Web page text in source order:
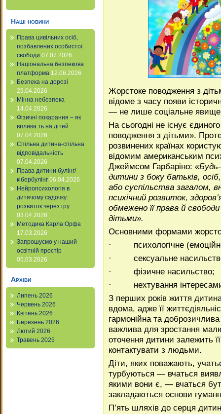
Наші новини
Права цивільних осіб,
позбавлених особистої
свободи 07.07.2026
Національна безпекова
платформа 12.06.2026
Безпека на дорозі
29.04.2026
Мінна небезпека
14.04.2026
Фізичні покарання – як
вплива.ть на дітей
07.04.2026
Спільна дитина-спільна
відповідальність
07.04.2026
Права дитини булінг/
кібербулінг 06.04.2026
Нейропсихологія в
дитячому садочку:
розвиток через гру
03.04.2026
Методика Карла Орфа
17.03.2026
Запрошуємо у наший
освітній простір
05.03.2026
Архіви
Липень 2026
Червень 2026
Квітень 2026
Березень 2026
Лютий 2026
Травень 2025
Жорстоке поводження з
відоме з часу появи
— не лише соціальне
На сьогодні не існує
поводження з дітьми». Про­те
розвинених країнах
відомим американським
Джеймсом Гарбаріно:
дитини з боку батьків,
або суспільства загалом,
психіч­ний розвиток,
обмежено її права й
дітьми».
Основними формами
· психологічне
· сексуальне
· фізичне насильство;
· нехтування
З перших років життя
вдома, адже її
гармонійна та
важлива для зростання
оточення дитини залежить
контактувати з людьми.
Діти, яких поважають,
турбуються — вчаться
якими вони є, — вчаться
закладаються основи
П’ять шляхів до серця